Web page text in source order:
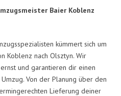
Baier Koblenz
kümmert sich um
Koblenz nach Olsztyn. Wir
und garantieren dir einen
Von der Planung über den
Lieferung deiner